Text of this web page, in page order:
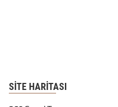
SITE HARITASI